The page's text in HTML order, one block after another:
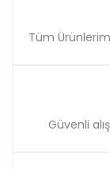
Tüm
Güvenli